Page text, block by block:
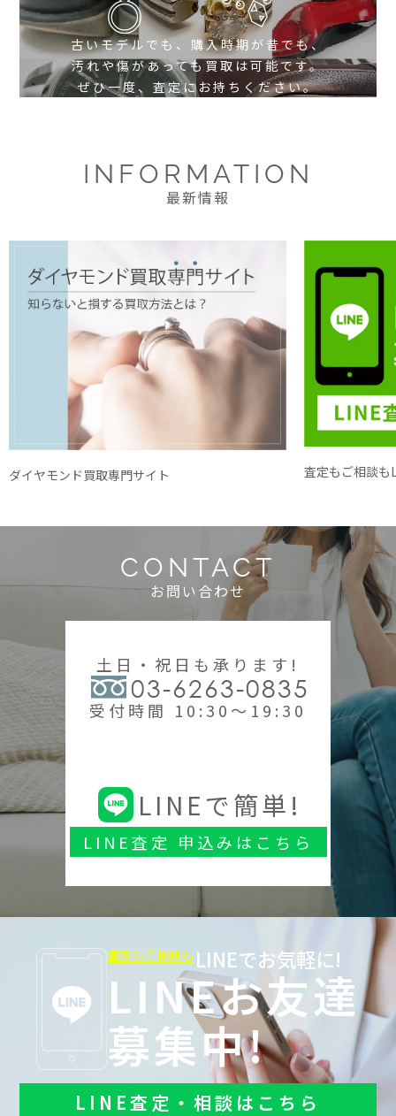
古いモデルでも、購入時期が昔でも、
汚れや傷があっても買取は可能です。
ぜひ一度、査定にお持ちください。
INFORMATION
最新情報
ダイヤモンド買取専門サイト 査定もご相談も
CONTACT
お問い合わせ
土日・祝日も承ります!
03-6263-0835
受付時間 10:30～19:30
LINEで簡単!
LINE査定 申込みはこちら
査定もご相談も LINEでお気軽に!
LINEお友達
募集中!
LINE査定・相談はこちら